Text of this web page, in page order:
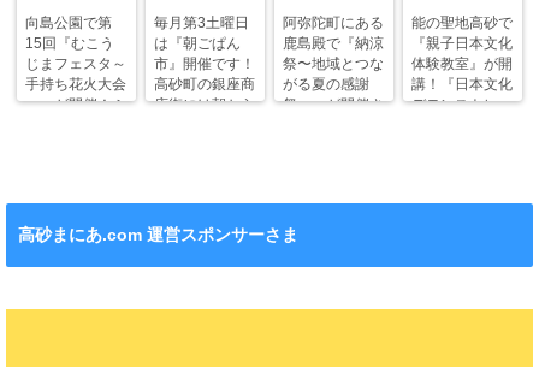
向島公園で第
15回『むこう
じまフェスタ～
手持ち花火大会
～』が開催！ふ
毎月第3土曜日
は『朝ごぱん
市』開催です！
高砂町の銀座商
店街には朝から
阿弥陀町にある
鹿島殿で『納涼
祭〜地域とつな
がる夏の感謝
祭〜』が開催さ
能の聖地高砂で
『親子日本文化
体験教室』が開
講！『日本文化
デモンストレー
高砂まにあ.com 運営スポンサーさま